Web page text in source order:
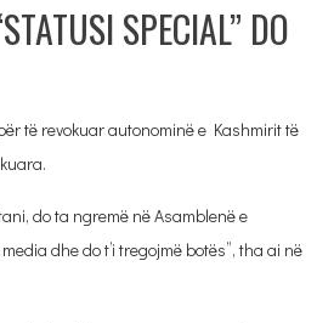
SPECIAL” DO
të revokuar autonominë e Kashmirit të
do ta ngremë në Asamblenë e
dhe do t’i tregojmë botës”, tha ai në